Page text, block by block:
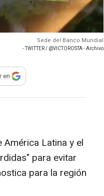
Sede del Banco Mundial
- TWITTER / @VICTOROSTA - Archivo
compartir
en
Latina y el
para evitar
para la región